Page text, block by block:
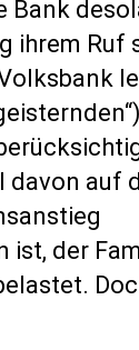
Bank
ihrem Ruf
davon auf
ist, der